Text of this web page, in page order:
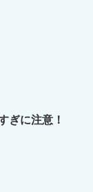
ぎに注意！